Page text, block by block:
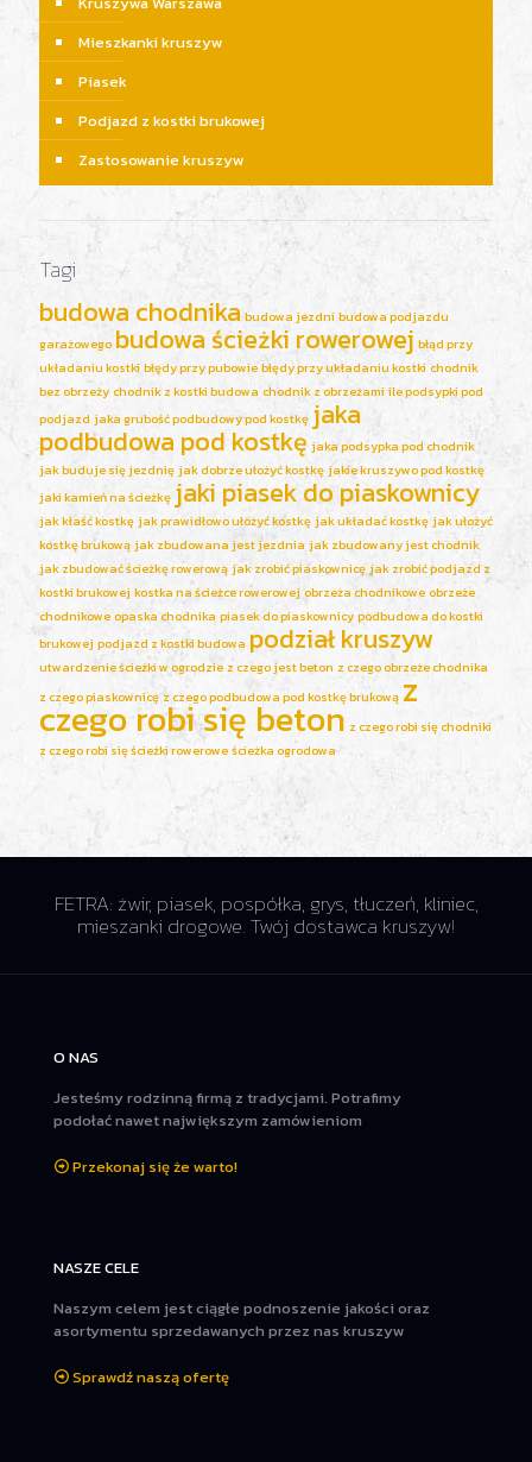
Mieszkanki kruszyw
Piasek
Podjazd z kostki brukowej
Zastosowanie kruszyw
Tagi
budowa chodnika budowa jezdni budowa podjazdu
garażowego budowa ścieżki rowerowej błąd przy
układaniu kostki błędy przy pubowiebłędy przy układaniu kostki chodnik
bez obrzeżychodnik z kostki budowa chodnik z obrzeżami ile podsypki pod
podjazd jaka grubość podbudowy pod kostkę jaka
podbudowa pod kostkę jaka podsypka pod chodnik
jak buduje się jezdnię jak dobrze ułożyć kostkę jakie kruszywo pod kostkę
jaki kamień na ścieżkę jaki piasek do piaskownicy
jak kłaść kostkę jak prawidłowo ułożyć kostkę jak układać kostkę jak ułożyć
kostkę brukową jak zbudowana jest jezdnia jak zbudowany jest chodnik
jak zbudować ścieżkę rowerową jak zrobić piaskownicę jak zrobić podjazd z
kostki brukowej kostka na ścieżce rowerowej obrzeża chodnikoweobrzeże
chodnikoweopaska chodnika piasek do piaskownicypodbudowa do kostki
brukowej podjazd z kostki budowa podział kruszyw
utwardzenie ścieżki w ogrodzie z czego jest beton z czego obrzeże chodnika
z czego piaskownicę z czego podbudowa pod kostkę brukową z
czego robi się beton z czego robi się chodniki
z czego robi się ścieżki roweroweścieżka ogrodowa
FETRA: żwir, piasek, pospółka, grys, tłuczeń, kliniec,
mieszanki drogowe. Twój dostawca kruszyw!
O NAS
Jesteśmy rodzinną firmą z tradycjami. Potrafimy
podołać nawet największym zamówieniom
Przekonaj się że warto!
NASZE CELE
Naszym celem jest ciągłe podnoszenie jakości oraz
asortymentu sprzedawanych przez nas kruszyw
Sprawdź naszą ofertę